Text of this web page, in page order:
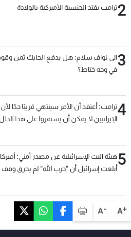
A+
A-
2ترامب يقيّد الجنسية الأميركية بالولادة
3الى نواف سلام: هل يدفع الحايك ثمن
في وجه خيّاط؟
4ترامب: أعتقد أن الأمر سينتهي قريبًا جدًا لأن
الإيرانيين لا يمكن أن يستمروا على هذا الحال
5هيئة البث الإسرائيلية عن مصدر أمني: أميركا
أبلغت إسرائيل أن "حزب الله" لم يخرق وقف